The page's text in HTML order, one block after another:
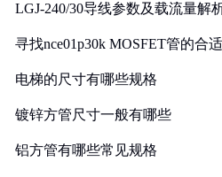
LGJ-240/30导线参数及载流量解
寻找nce01p30k MOSFET管的合
电梯的尺寸有哪些规格
镀锌方管尺寸一般有哪些
铝方管有哪些常见规格